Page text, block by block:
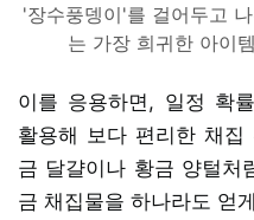
'장수풍뎅이'를 걸어두고
는 가장 희귀한 아이
이를 응용하면, 일정 확
활용해 보다 편리한 채
금 달걀이나 황금 양털처
금 채집물을 하나라도 얻